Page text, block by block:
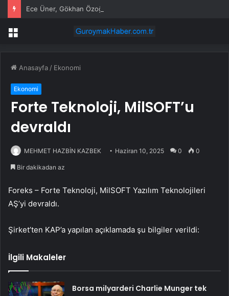
Menü
Anasayfa / Ekonomi
Ekonomi
Forte Teknoloji, MilSOFT’u
devraldı
MEHMET HAZBİN KAZBEK Haziran 10, 2025 0 0
Bir dakikadan az
Foreks – Forte Teknoloji, MilSOFT Yazılım Teknolojileri
AŞ’yi devraldı.
Şirket’ten KAP’a yapılan açıklamada şu bilgiler verildi:
İlgili Makaleler
Borsa milyarderi Charlie Munger tek